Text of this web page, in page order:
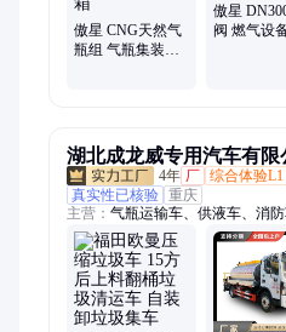
傲星 CNG天然气
瓶组 气瓶集装格
傲星
阀 燃气设
湖北成龙威专用汽车有限
4年 厂 综合体验L1
真实性已核验 重庆
主营： 气瓶运输车、供液车、消
机加油车、罐式车、沥青洒布车
车、油罐车、环卫车